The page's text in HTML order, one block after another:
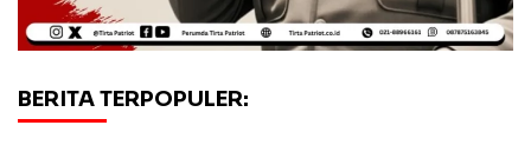
BERITA TERPOPULER: